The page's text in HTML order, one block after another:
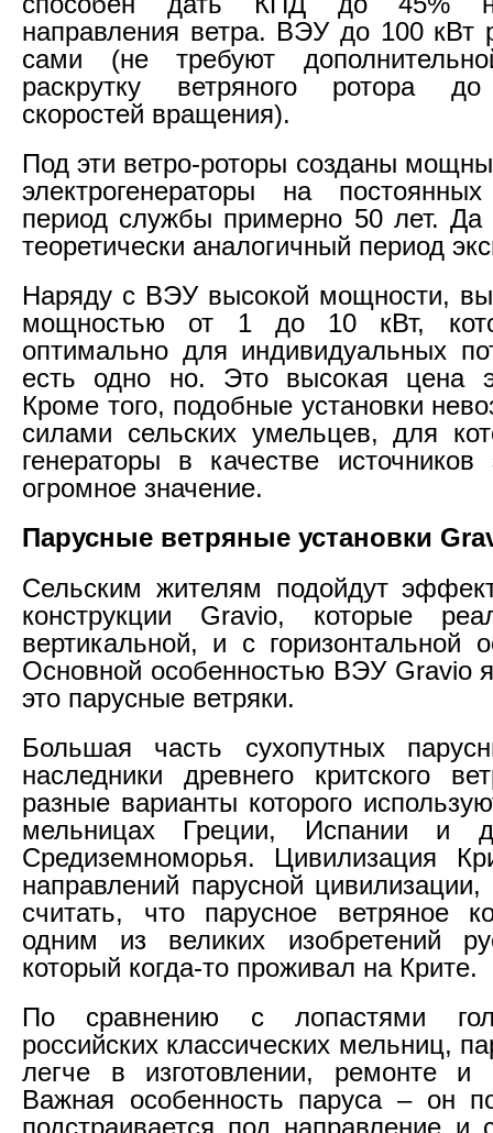
направления ветра. ВЭУ до 100 кВт
сами (не требуют
раскрутку ветряного ротора
скоростей вращения).
Под эти ветро-роторы созданы
электрогенераторы на
период службы примерно 50 лет.
теоретически аналогичный период
Наряду с ВЭУ высокой мощности,
мощностью от 1 до 10 кВт,
оптимально для индивидуальных
есть одно но. Это высокая цена
Кроме того, подобные установки
силами сельских умельцев, для
генераторы в качестве
огромное значение.
Парусные ветряные установки
Сельским жителям подойдут
конструкции Gravio, которые
вертикальной, и с горизонтальной
Основной особенностью ВЭУ Gravio
это парусные ветряки.
Большая часть сухопутных
наследники древнего критского
разные варианты которого
мельницах Греции, Испании и
Средиземноморья. Цивилизация
направлений парусной
считать, что парусное ветряное
одним из великих изобретений
который когда-то проживал на Крите.
По сравнению с лопастями
российских классических мельниц,
легче в изготовлении, ремонте и
Важная особенность паруса – он
подстраивается под направление и